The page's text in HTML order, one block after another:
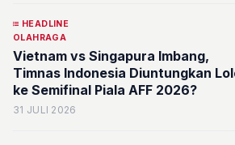
HEADLINE
OLAHRAGA
Vietnam vs Singapura Imbang,
Timnas Indonesia Diuntungkan
ke Semifinal Piala AFF 2026?
31 JULI 2026